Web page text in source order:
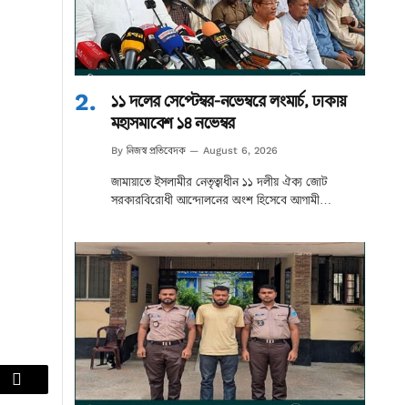
Email
১১ দলের সেপ্টেম্বর-নভেম্বরে লংমার্চ, ঢাকায়
মহাসমাবেশ ১৪ নভেম্বর
By নিজস্ব প্রতিবেদক August 6, 2026
জামায়াতে ইসলামীর নেতৃত্বাধীন ১১ দলীয় ঐক্য জোট
সরকারবিরোধী আন্দোলনের অংশ হিসেবে আগামী…